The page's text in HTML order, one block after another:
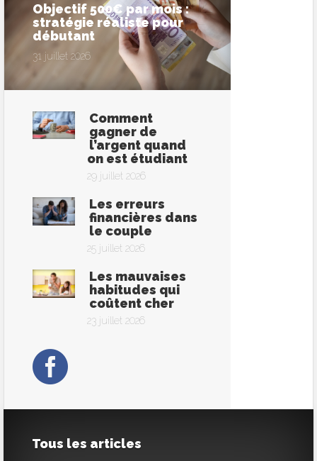
Objectif 500€ par mois :
stratégie réaliste pour
débutant
31 juillet 2026
Comment
gagner de
l’argent quand
on est étudiant
29 juillet 2026
Les erreurs
financières dans
le couple
25 juillet 2026
Les mauvaises
habitudes qui
coûtent cher
23 juillet 2026
Tous les articles